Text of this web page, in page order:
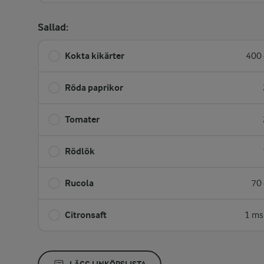
Sallad:
Kokta kikärter 400
Röda paprikor
Tomater
Rödlök
Rucola 70
Citronsaft 1